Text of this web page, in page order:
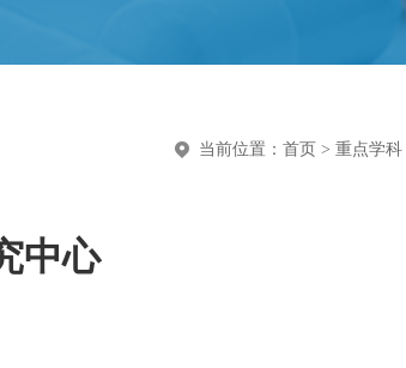
当前位置： 首页 > 重点学科
中心